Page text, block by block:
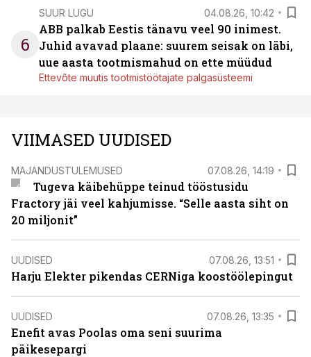
6
SUUR LUGU 04.08.26, 10:42
ABB palkab Eestis tänavu veel 90 inimest.
Juhid avavad plaane: suurem seisak on läbi,
uue aasta tootmismahud on ette müüdud
Ettevõte muutis tootmistöötajate palgasüsteemi
VIIMASED UUDISED
MAJANDUSTULEMUSED 07.08.26, 14:19
Tugeva käibehüppe teinud tööstusidu
Fractory jäi veel kahjumisse. “Selle aasta siht on
20 miljonit”
UUDISED 07.08.26, 13:51
Harju Elekter pikendas CERNiga koostöölepingut
UUDISED 07.08.26, 13:35
Enefit avas Poolas oma seni suurima
päikesepargi